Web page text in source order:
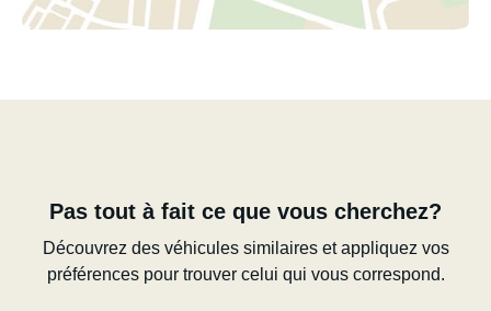
Pas tout à fait ce que vous cherchez?
Découvrez des véhicules similaires et appliquez vos
préférences pour trouver celui qui vous correspond.